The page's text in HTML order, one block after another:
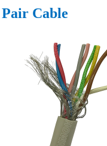
Cable